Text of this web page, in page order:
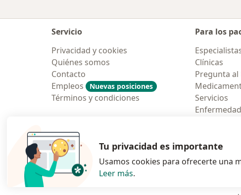
Servicio
Privacidad y cookies
Quiénes somos
Contacto
Empleos
Nuevas posiciones
Términos y condiciones
Para los
Clínicas
Pregunta al
Servicios
Polska se
Tu privacidad es importante
Usamos cookies para ofrecerte una
Leer más.